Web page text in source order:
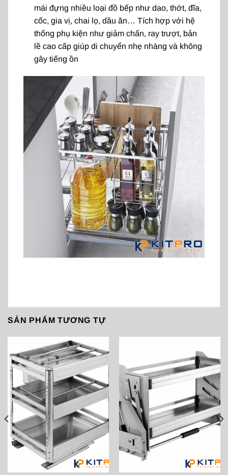
mái đựng nhiều loại đồ bếp như dao, thớt, đĩa,
cốc, gia vị, chai lọ, dầu ăn… Tích hợp với hệ
thống phụ kiện như giảm chấn, ray trượt, bản
lề cao cấp giúp di chuyển nhẹ nhàng và không
gây tiếng ồn
SẢN PHẨM TƯƠNG TỰ